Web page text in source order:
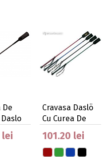
De
Din
lei
Cravasa Daslö
Cu Curea De
Mana Impletita
101.20 lei